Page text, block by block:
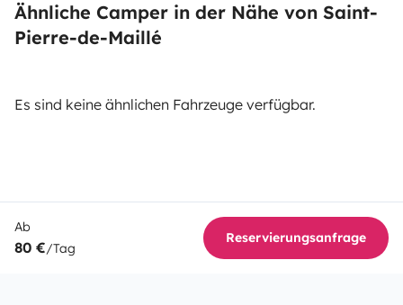
Ähnliche Camper in der Nähe von Saint-
Pierre-de-Maillé
Es sind keine ähnlichen Fahrzeuge verfügbar.
Ab
80 €/Tag
Reservierungsanfrage